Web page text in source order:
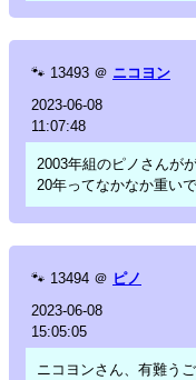
🐾 13493 ＠ ニコヨン
2023-06-08
11:07:48
2003年組のピノさんが
20年ってなかなか重い
🐾 13494 ＠ ピノ
2023-06-08
15:05:05
ニコヨンさん、有難うご